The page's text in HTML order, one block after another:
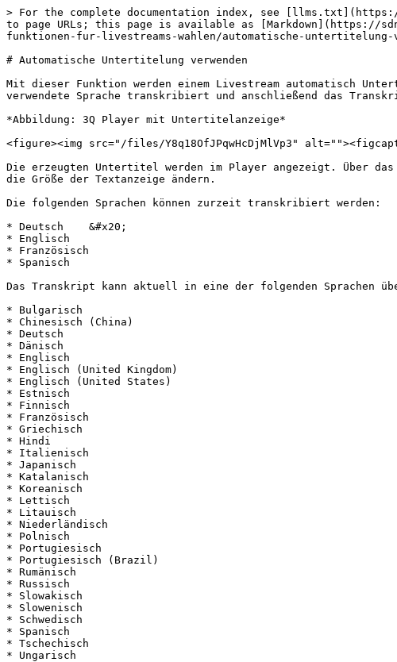
> For the complete documentation index, see
to page URLs; this page is available as [Markdown](https://
funktionen-fur-livestreams-wahlen/automatische-untertitelung-
# Automatische Untertitelung verwenden
Mit dieser Funktion werden einem Livestream automatisch
verwendete Sprache transkribiert und anschließend das
*Abbildung: 3Q Player mit Untertitelanzeige*
<figure><img src="/files/Y8q18OfJPqwHcDjMlVp3"
Die erzeugten Untertitel werden im Player angezeigt. Über
die Größe der Textanzeige ändern.
Die folgenden Sprachen können zurzeit transkribiert werden:
* Deutsch    &#x20;
* Englisch
* Französisch
* Spanisch
Das Transkript kann aktuell in eine der folgenden Sprachen
* Bulgarisch
* Chinesisch (China)
* Deutsch
* Dänisch
* Englisch
* Englisch (United Kingdom)
* Englisch (United States)
* Estnisch
* Finnisch
* Französisch
* Griechisch
* Hindi
* Italienisch
* Japanisch
* Katalanisch
* Koreanisch
* Lettisch
* Litauisch
* Niederländisch
* Polnisch
* Portugiesisch
* Portugiesisch (Brazil)
* Rumänisch
* Russisch
* Slowakisch
* Slowenisch
* Schwedisch
* Spanisch
* Tschechisch
* Ungarisch